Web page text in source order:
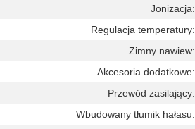
Jonizacja:
Regulacja temperatury:
Zimny nawiew:
Akcesoria dodatkowe:
Przewód zasilający:
Wbudowany tłumik hałasu: